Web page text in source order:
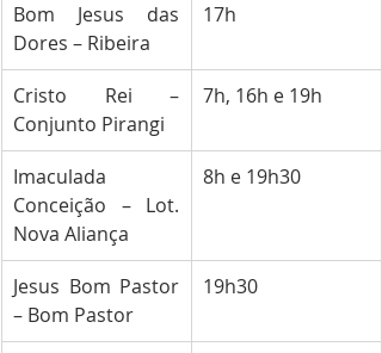
Bom Jesus das
Dores – Ribeira
17h
Cristo Rei –
Conjunto Pirangi
7h, 16h e 19h
Imaculada
Conceição – Lot.
Nova Aliança
8h e 19h30
Jesus Bom Pastor
– Bom Pastor
19h30